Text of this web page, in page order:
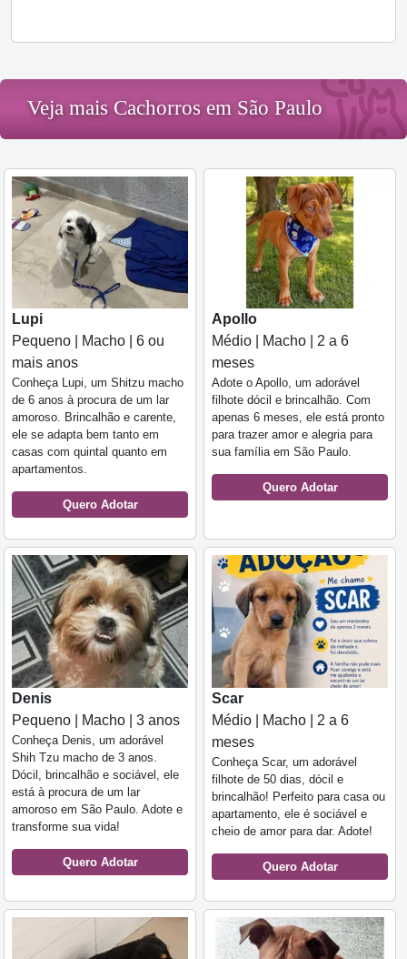
Veja mais Cachorros em São Paulo
Lupi
Pequeno | Macho | 6 ou
mais anos
Conheça Lupi, um Shitzu macho
de 6 anos à procura de um lar
amoroso. Brincalhão e carente,
ele se adapta bem tanto em
casas com quintal quanto em
apartamentos.
Quero Adotar
Apollo
Médio | Macho | 2 a 6
meses
Adote o Apollo, um adorável
filhote dócil e brincalhão. Com
apenas 6 meses, ele está pronto
para trazer amor e alegria para
sua família em São Paulo.
Quero Adotar
Denis
Pequeno | Macho | 3 anos
Conheça Denis, um adorável
Shih Tzu macho de 3 anos.
Dócil, brincalhão e sociável, ele
está à procura de um lar
amoroso em São Paulo. Adote e
transforme sua vida!
Quero Adotar
Scar
Médio | Macho | 2 a 6
meses
Conheça Scar, um adorável
filhote de 50 dias, dócil e
brincalhão! Perfeito para casa ou
apartamento, ele é sociável e
cheio de amor para dar. Adote!
Quero Adotar